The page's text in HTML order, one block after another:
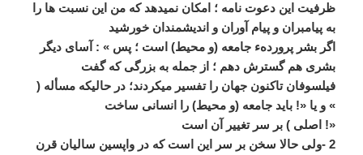
ظرفيت اين دعوت نامه ؛ امکان نميدھد که من اين نسبت ھا را
به پيامبران و پيام آوران و انديشمندان خورشيد
اگر بشر پروردهء جامعه (و محيط) است ؛ پس » : آسای ديگر
بشری ھم گسترش دھم ؛ از جمله به بزرگی که گفت
فيلسوفان تاکنون جھان را تفسير ميکردند؛ در حاليکه مسأله (
» و يا «! بايد جامعه (و محيط) را انسانی ساخت
«! اصلی ) بر سر تغيير آن است
2 -ولی حالا سخن بر سر اين است که در واپسين ساليان قرن